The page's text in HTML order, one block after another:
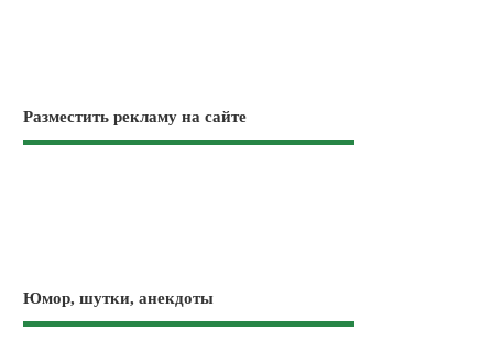
Разместить рекламу на сайте
Юмор, шутки, анекдоты